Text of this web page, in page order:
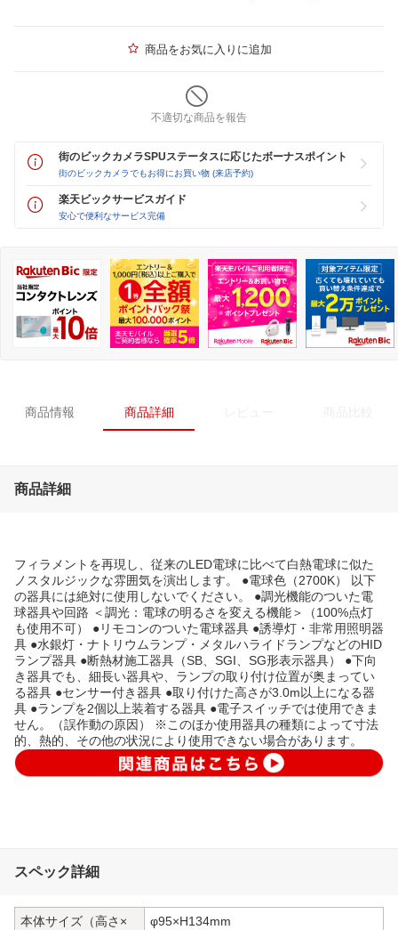
商品をお気に入りに追加
不適切な商品を報告
街のビックカメラSPUステータスに応じたボーナスポイント
街のビックカメラでもお得にお買い物 (来店予約)
楽天ビックサービスガイド
安心で便利なサービス完備
商品情報 商品詳細
商品詳細
フィラメントを再現し、従来のLED電球に比べて白熱電球に似た
ノスタルジックな雰囲気を演出します。 ●電球色（2700K） 以下
の器具には絶対に使用しないでください。 ●調光機能のついた電
球器具や回路 ＜調光：電球の明るさを変える機能＞（100%点灯
も使用不可） ●リモコンのついた電球器具 ●誘導灯・非常用照明器
具 ●水銀灯・ナトリウムランプ・メタルハライドランプなどのHID
ランプ器具 ●断熱材施工器具（SB、SGI、SG形表示器具） ●下向
き器具でも、細長い器具や、ランプの取り付け位置が奥まってい
る器具 ●センサー付き器具 ●取り付けた高さが3.0m以上になる器
具 ●ランプを2個以上装着する器具 ●電子スイッチでは使用できま
せん。（誤作動の原因） ※このほか使用器具の種類によって寸法
的、熱的、その他の状況により使用できない場合があります。
スペック詳細
本体サイズ（高さ×
φ95×H134mm